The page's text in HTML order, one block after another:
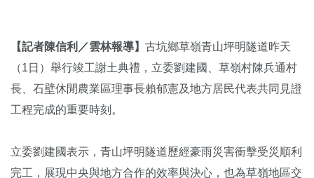
【記者陳信利／雲林報導】 古坑鄉草嶺青山坪明隧道昨天
（1日）舉行竣工謝土典禮，立委劉建國、草嶺村陳兵通村
長、石壁休閒農業區理事長賴郁憲及地方居民代表共同見證
工程完成的重要時刻。
立委劉建國表示，青山坪明隧道歷經豪雨災害衝擊受災順利
完工，展現中央與地方合作的效率與決心，也為草嶺地區交